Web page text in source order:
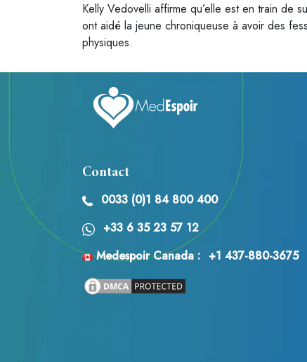
Kelly Vedovelli affirme qu’elle est en train de
ont aidé la jeune chroniqueuse à avoir des
physiques.
Contact
0033 (0)1 84 800 400
+33 6 35 23 57 12
Medespoir Canada : +1 437-880-3675